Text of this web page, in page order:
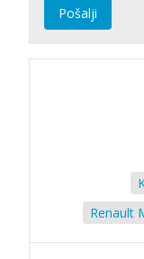
Pošalji
Renault